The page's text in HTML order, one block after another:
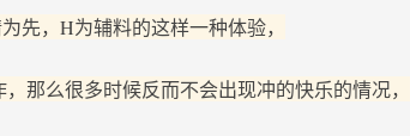
先，H为辅料的这样一种体验，
那么很多时候反而不会出现冲的快乐的情况，